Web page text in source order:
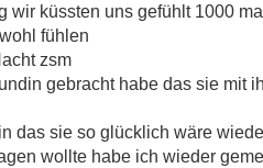
wir küssten uns gefühlt 1000
fühlen
zsm
gebracht habe das sie mit
das sie so glücklich wäre
wollte habe ich wieder